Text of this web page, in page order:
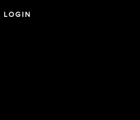
LOGIN